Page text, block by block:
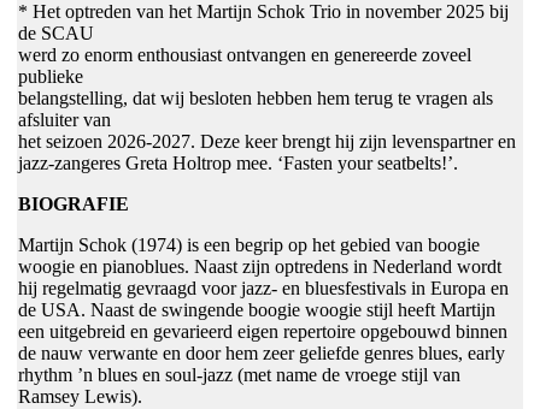
* Het optreden van het Martijn Schok Trio in november 2025 bij
de SCAU
werd zo enorm enthousiast ontvangen en genereerde zoveel
publieke
belangstelling, dat wij besloten hebben hem terug te vragen als
afsluiter van
het seizoen 2026-2027. Deze keer brengt hij zijn levenspartner en
jazz-zangeres Greta Holtrop mee. ‘Fasten your seatbelts!’.
BIOGRAFIE
Martijn Schok (1974) is een begrip op het gebied van boogie
woogie en pianoblues. Naast zijn optredens in Nederland wordt
hij regelmatig gevraagd voor jazz- en bluesfestivals in Europa en
de USA. Naast de swingende boogie woogie stijl heeft Martijn
een uitgebreid en gevarieerd eigen repertoire opgebouwd binnen
de nauw verwante en door hem zeer geliefde genres blues, early
rhythm ’n blues en soul-jazz (met name de vroege stijl van
Ramsey Lewis).